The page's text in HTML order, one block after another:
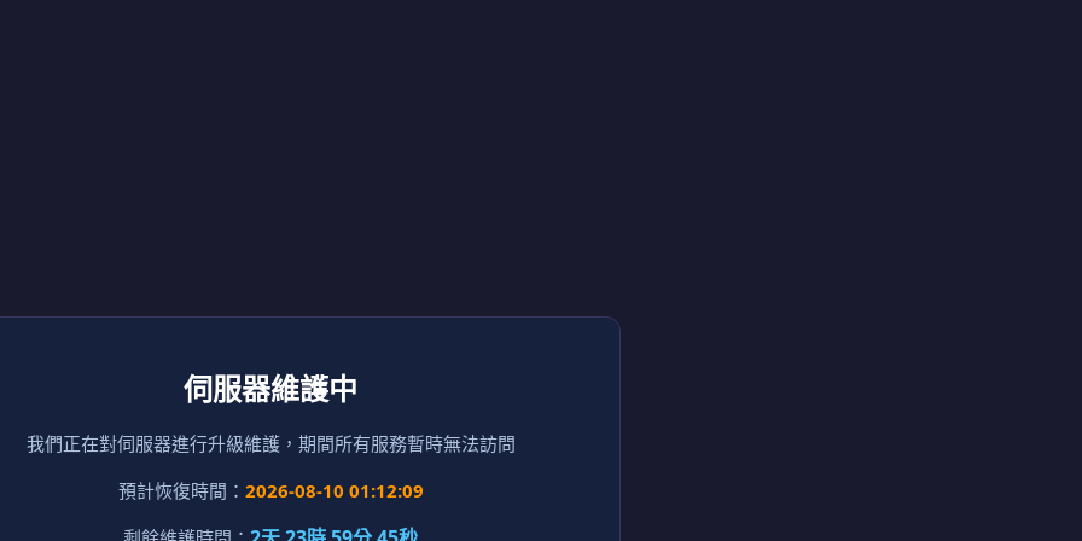
伺服器維護中
我們正在對伺服器進行升級維護，期間所有服務暫時無法訪問
預計恢復時間： 2026-08-10 01:12:09